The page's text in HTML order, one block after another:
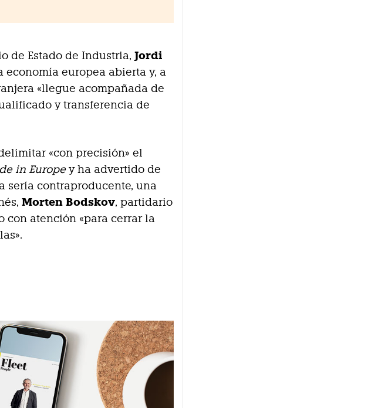
de Estado de Industria,Jordi
europea abierta y, a
«llegue acompañada de
y transferencia de
«con precisión» el
in Europey ha advertido de
sería contraproducente, una
Morten Bodskov, partidario
atención «para cerrar la